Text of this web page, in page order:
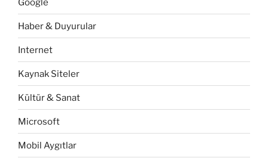
Google
Haber & Duyurular
Internet
Kaynak Siteler
Kültür & Sanat
Microsoft
Mobil Aygıtlar